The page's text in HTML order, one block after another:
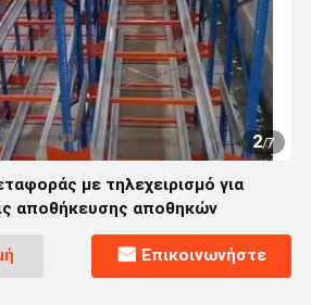
2/7
με τηλεχειρισμό για
αποθήκευσης αποθηκών
Επικοινωνήστε